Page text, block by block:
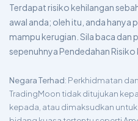
Terdapat risiko kehilangan
awal anda; oleh itu, anda hanya
mampu kerugian. Sila baca dan
sepenuhnya Pendedahan Risiko
Negara Terhad: Perkhidmatan
TradingMoon tidak ditujukan
kepada, atau dimaksudkan